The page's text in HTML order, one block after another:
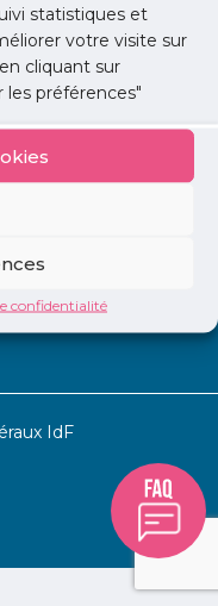
statistiques et
votre visite sur
cliquant sur
les préférences"
confidentialité
IdF